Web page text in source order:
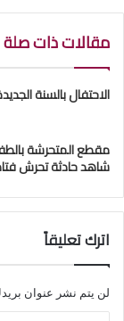
مقالات ذات صلة
الاحتفال بالسنة
مقطع المتحرشة
شاهد حادثة تحرش
اترك تعليقاً
لن يتم نشر عنوان